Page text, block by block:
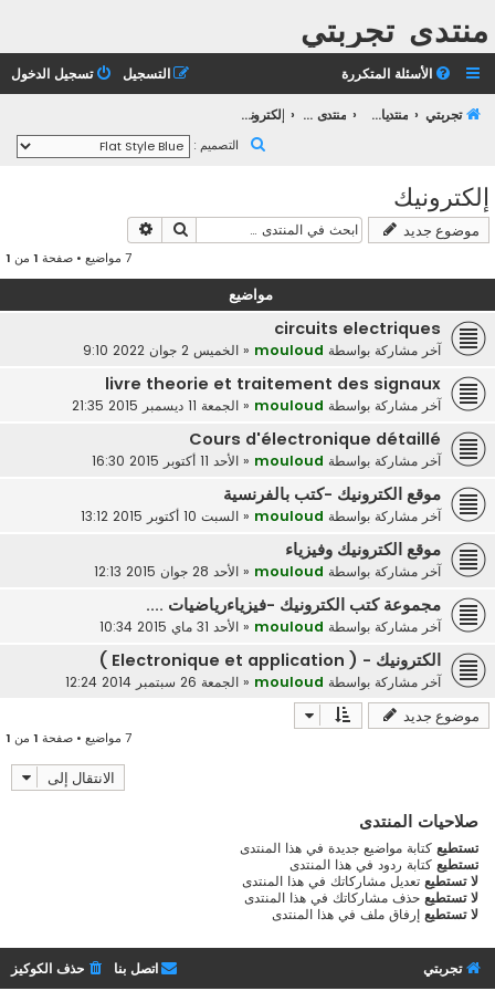
منتدى تجربتي
الأسئلة المتكررة تسجيل الدخول التسجيل
تجربتي منتديات التعليم الثانوي منتدى التعليم الجامعي إلكترونيك
التصميم :
إلكترونيك
موضوع جديد بحث
7 مواضيع • صفحة 1 من 1
مواضيع
circuits electriques
آخر مشاركة بواسطة mouloud
« الخميس 2 جوان 2022 9:10
livre theorie et traitement des signaux
آخر مشاركة بواسطة mouloud
« الجمعة 11 ديسمبر 2015 21:35
Cours d'électronique détaillé
آخر مشاركة بواسطة mouloud
« الأحد 11 أكتوبر 2015 16:30
موقع الكترونيك -كتب بالفرنسية
آخر مشاركة بواسطة mouloud
« السبت 10 أكتوبر 2015 13:12
موقع الكترونيك وفيزياء
آخر مشاركة بواسطة mouloud
« الأحد 28 جوان 2015 12:13
مجموعة كتب الكترونيك -فيزياءرياضيات ....
آخر مشاركة بواسطة mouloud
« الأحد 31 ماي 2015 10:34
الكترونيك - ( Electronique et application )
آخر مشاركة بواسطة mouloud
« الجمعة 26 سبتمبر 2014 12:24
موضوع جديد
7 مواضيع • صفحة 1 من 1
الانتقال إلى
صلاحيات المنتدى
تستطيع كتابة مواضيع جديدة في هذا المنتدى
تستطيع كتابة ردود في هذا المنتدى
لا تستطيع تعديل مشاركاتك في هذا المنتدى
لا تستطيع حذف مشاركاتك في هذا المنتدى
لا تستطيع إرفاق ملف في هذا المنتدى
تجربتي حذف الكوكيز اتصل بنا